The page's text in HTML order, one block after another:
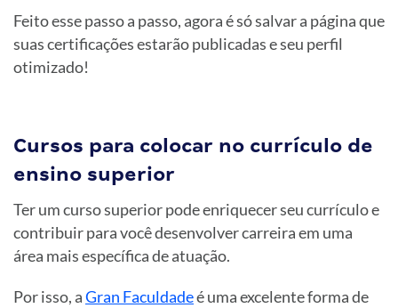
Feito esse passo a passo, agora é só salvar a página que
suas certificações estarão publicadas e seu perfil
otimizado!
Cursos para colocar no currículo de
ensino superior
Ter um curso superior pode enriquecer seu currículo e
contribuir para você desenvolver carreira em uma
área mais específica de atuação.
Por isso, aGran Faculdadeé uma excelente forma de